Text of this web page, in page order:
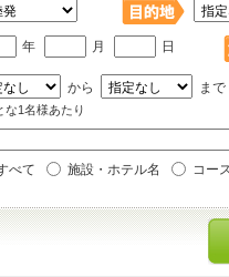
年 月 日
から まで
1名様あたり
べて 施設・ホテル名 コー